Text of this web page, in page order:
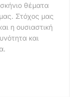
θέματα
Στόχος μας
η ουσιαστική
και